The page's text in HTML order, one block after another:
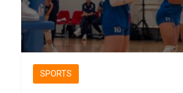
SPORTS